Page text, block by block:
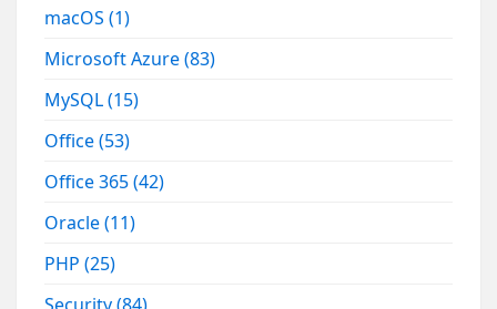
macOS(1)
Microsoft Azure(83)
MySQL(15)
Office(53)
Office 365(42)
Oracle(11)
PHP(25)